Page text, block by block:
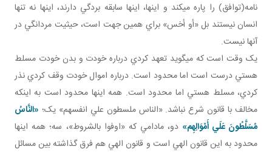
نامه(توافق) را پاره مي کند و اينها، اينها سابقه بردگي دارند، اينها نه تنها
انسان نيستند بل «أو أخس» براي همين جهت است، حيثيت مردانگي در
آنها نيست.
يک وقت است که مي گويد تعهد کردي درباره خودت و بدن خودت مسلط
هستي درست است اما محدود است. درباره اموال خودت وقف کردي نذر
کردي، مسلط هستي اما محدود است. همه اينها محدود است به اينکه
مخالف با قانون شرع نباشد. «الناس ملسطون علي انفسهم» يک؛ «النَّاسُ‏
مُسَلَّطُونَ‏ عَلَي أَمْوَالِهِم» دو، مادامي که «اوفوا بالشروط»، سه؛ همه اينها
محدود به اين قانون الهي است و قانون الهي هم فرق گذاشته بين مسائل